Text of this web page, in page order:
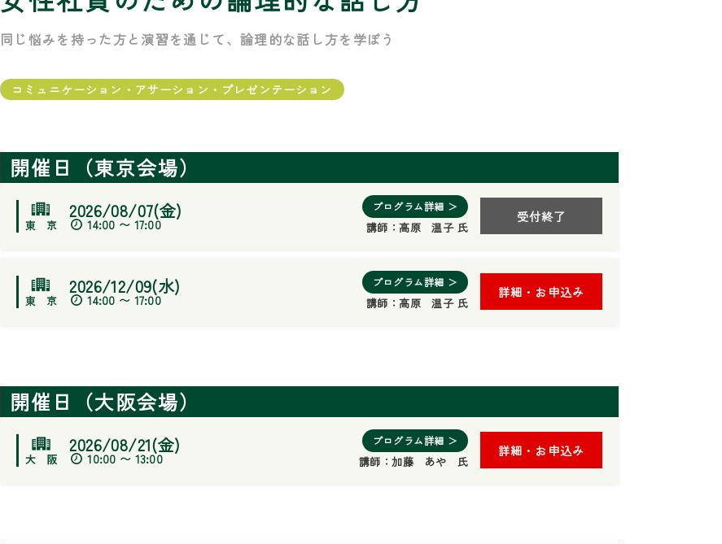
同じ悩みを持った方と演習を通じて、論理的な話し方を学ぼう
コミュニケーション・アサーション・プレゼンテーション
開催日（東京会場）
2026/08/07(金)
14:00 〜 17:00
プログラム詳細 ＞
講師：高原 温子 氏
受付終了
2026/12/09(水)
14:00 〜 17:00
プログラム詳細 ＞
講師：高原 温子 氏
詳細・お申込み
開催日（大阪会場）
2026/08/21(金)
10:00 〜 13:00
プログラム詳細 ＞
講師：加藤 あや 氏
詳細・お申込み